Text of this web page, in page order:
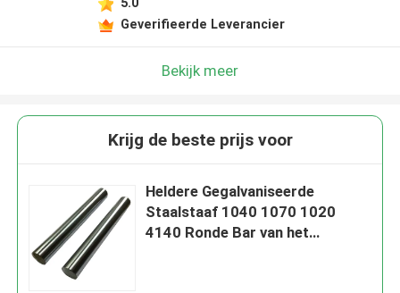
Geverifieerde Leverancier
Bekijk meer
Krijg de beste prijs voor
Heldere Gegalvaniseerde
Staalstaaf 1040 1070 1020
4140 Ronde Bar van het